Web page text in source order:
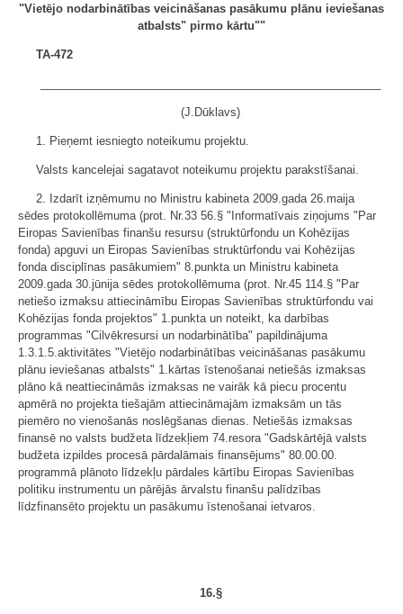
"Vietējo nodarbinātības veicināšanas pasākumu plānu ieviešanas
atbalsts" pirmo kārtu""
TA-472
(J.Dūklavs)
1. Pieņemt iesniegto noteikumu projektu.
Valsts kancelejai sagatavot noteikumu projektu parakstīšanai.
2. Izdarīt izņēmumu no Ministru kabineta 2009.gada 26.maija
sēdes protokollēmuma (prot. Nr.33 56.§ "Informatīvais ziņojums "Par
Eiropas Savienības finanšu resursu (struktūrfondu un Kohēzijas
fonda) apguvi un Eiropas Savienības struktūrfondu vai Kohēzijas
fonda disciplīnas pasākumiem" 8.punkta un Ministru kabineta
2009.gada 30.jūnija sēdes protokollēmuma (prot. Nr.45 114.§ "Par
netiešo izmaksu attiecināmību Eiropas Savienības struktūrfondu vai
Kohēzijas fonda projektos" 1.punkta un noteikt, ka darbības
programmas "Cilvēkresursi un nodarbinātība" papildinājuma
1.3.1.5.aktivitātes "Vietējo nodarbinātības veicināšanas pasākumu
plānu ieviešanas atbalsts" 1.kārtas īstenošanai netiešās izmaksas
plāno kā neattiecināmās izmaksas ne vairāk kā piecu procentu
apmērā no projekta tiešajām attiecināmajām izmaksām un tās
piemēro no vienošanās noslēgšanas dienas. Netiešās izmaksas
finansē no valsts budžeta līdzekļiem 74.resora "Gadskārtējā valsts
budžeta izpildes procesā pārdalāmais finansējums" 80.00.00.
programmā plānoto līdzekļu pārdales kārtību Eiropas Savienības
politiku instrumentu un pārējās ārvalstu finanšu palīdzības
līdzfinansēto projektu un pasākumu īstenošanai ietvaros.
16.§